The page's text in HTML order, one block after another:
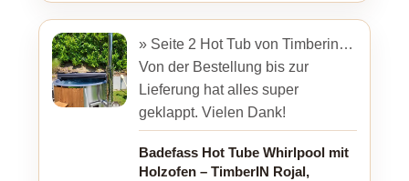
» Seite 2 Hot Tub von Timberin…
Von der Bestellung bis zur
Lieferung hat alles super
Badefass Hot Tube Whirlpool mit
Holzofen – TimberIN Rojal,